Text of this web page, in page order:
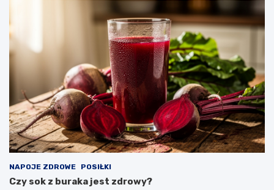
NAPOJE ZDROWE POSIŁKI
Czy sok z buraka jest zdrowy?